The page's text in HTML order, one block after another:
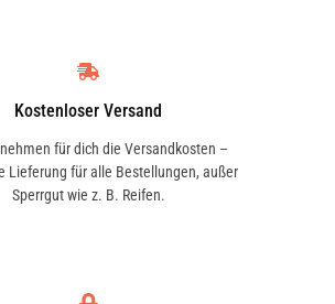
(203.740) | 141 KW / 192 PS
Kostenloser Versand
für dich die Versandkosten –
Lieferung für alle Bestellungen, außer
Sperrgut wie z. B. Reifen.